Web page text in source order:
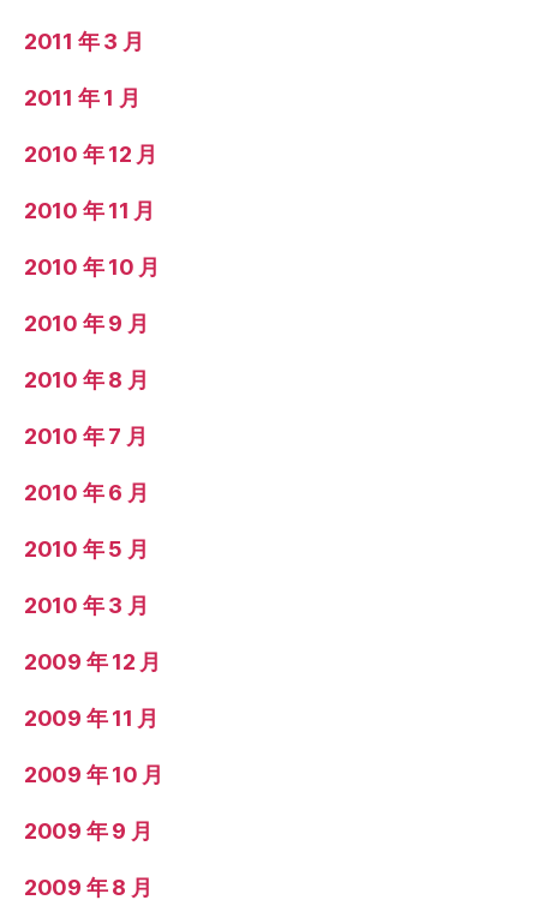
2011 年 3 月
2011 年 1 月
2010 年 12 月
2010 年 11 月
2010 年 10 月
2010 年 9 月
2010 年 8 月
2010 年 7 月
2010 年 6 月
2010 年 5 月
2010 年 3 月
2009 年 12 月
2009 年 11 月
2009 年 10 月
2009 年 9 月
2009 年 8 月